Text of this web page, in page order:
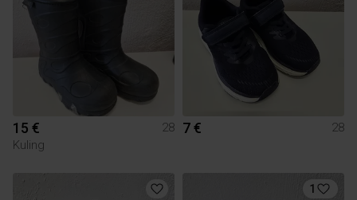
15 €
28
Kuling
7 € 28
1